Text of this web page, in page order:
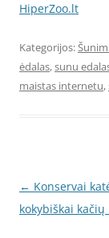
HiperZoo.lt
Kategorijos:
ėdalas,sunu
maistas internetu,
Įrašo
navigacija
← Konservai
kokybiškai